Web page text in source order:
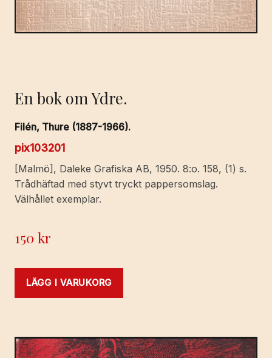
En bok om Ydre.
Filén, Thure (1887-1966).
pix103201
[Malmö], Daleke Grafiska AB, 1950. 8:o. 158, (1) s.
Trådhäftad med styvt tryckt pappersomslag.
Välhållet exemplar.
150kr
LÄGG I VARUKORG